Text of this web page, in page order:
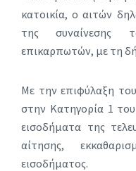
κατοικία, ο αιτών
της συναίνεσης
επικαρπωτών, με τη
Με την επιφύλαξη
στην Κατηγορία 1
εισοδήματα της
αίτησης,
εισοδήματος.